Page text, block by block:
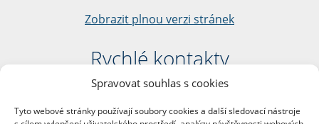
Spravovat souhlas s cookies
Tyto webové stránky používají soubory cookies a další sledovací nástroje
Zobrazit plnou verzi stránek
Rychlé kontakty
Filozofická fakulta
nám. Jana Palacha 1/2